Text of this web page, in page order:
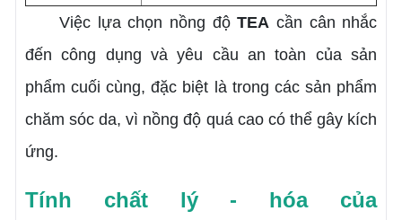
Việc lựa chọn nồng độTEA cần cân nhắc
đến công dụng và yêu cầu an toàn của sản
phẩm cuối cùng, đặc biệt là trong các sản phẩm
chăm sóc da, vì nồng độ quá cao có thể gây kích
ứng.
Tính chất lý - hóa của